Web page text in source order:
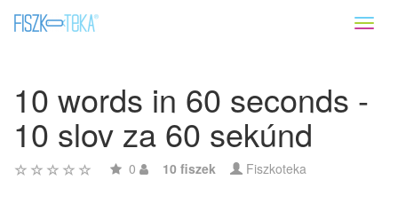
10 words in 60 seconds -
10 slov za 60 sekúnd
0 10 fiszek Fiszkoteka